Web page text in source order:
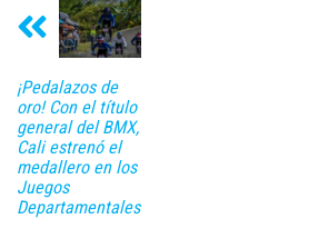
¡Pedalazos de
oro! Con el título
general del BMX,
Cali estrenó el
medallero en los
Juegos
Departamentales